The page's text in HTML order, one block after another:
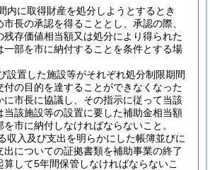
内に取得財産を処分しようとするとき
長の承認を得ることとし、承認の際、
残存価値相当額又は処分により得られた
一部を市に納付することを条件とする場
設置した施設等がそれぞれ処分制限期間
付の目的を達することができなくなった
に市長に協議し、その指示に従って当該
当該施設等の設置に要した補助金相当額
市に納付しなければならないこと。
収入及び支出を明らかにした帳簿並びに
出についての証拠書類を補助事業の終了
算して5年間保管しなければならないこ